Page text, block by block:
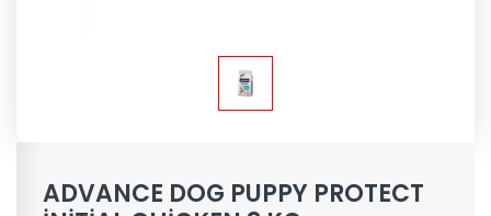
ADVANCE DOG PUPPY PROTECT